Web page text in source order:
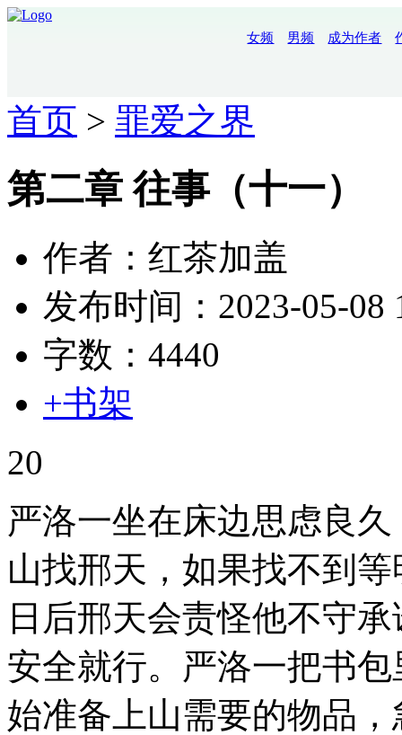
女频 男频 成为作者
首页 > 罪爱之界
第二章 往事（十一）
作者：红茶加盖
发布时间：2023-05-08
字数：4440
+书架
20
严洛一坐在床边思虑良
山找邢天，如果找不到
日后邢天会责怪他不守
安全就行。严洛一把书
始准备上山需要的物品